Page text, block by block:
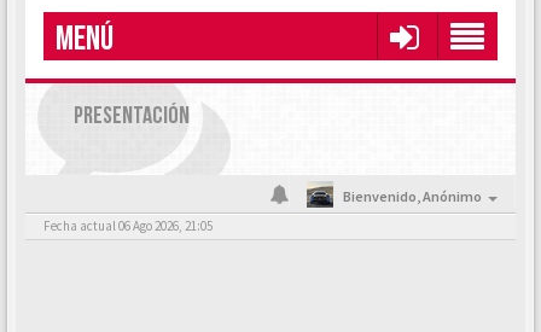
MENÚ
PRESENTACIÓN
Bienvenido,Anónimo
Fecha actual 06 Ago 2026, 21:05